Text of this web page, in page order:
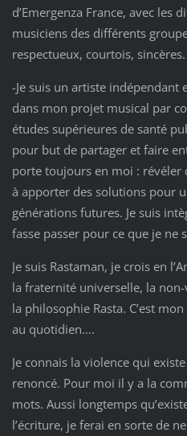
d’Emergenza France, avec les
musiciens des différents
respectueux, courtois, sincères.
-Je suis un artiste indépendant
dans mon projet musical par
études supérieures de santé
pour but de partager et faire
porte toujours en moi : révéler
à apporter des solutions pour
générations futures. Je suis
fasse passer pour ce que je ne
Je suis Rastaman, je crois en
la fraternité universelle, la
la philosophie Rasta. C’est
au quotidien….
Je connais la violence qui
renoncé. Pour moi il y a la
mots. Aussi longtemps
l’écriture, je ferai en sorte de